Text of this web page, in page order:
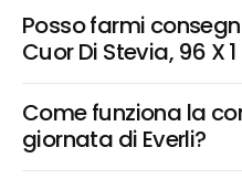
Posso farmi
Cuor Di Stevia, 96 X 1
Come funziona la
giornata di Everli?